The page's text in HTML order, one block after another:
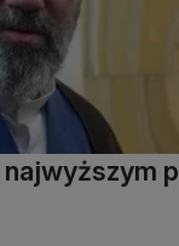
najwyższym